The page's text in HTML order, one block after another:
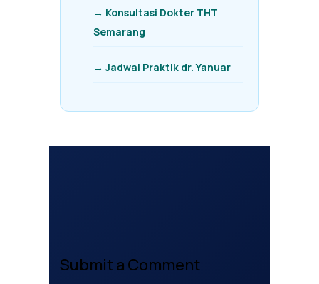
→ Konsultasi Dokter THT
Semarang
→ Jadwal Praktik dr. Yanuar
Submit a Comment